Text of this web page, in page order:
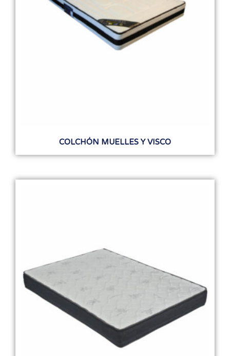
COLCHÓN MUELLES Y VISCO